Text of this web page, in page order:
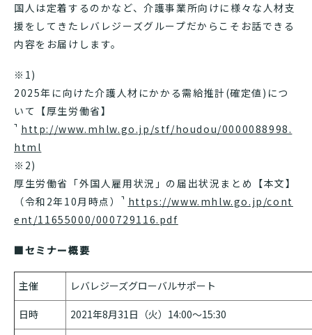
国人は定着するのかなど、介護事業所向けに様々な人材支
援をしてきたレバレジーズグループだからこそお話できる
内容をお届けします。
※1)
2025年に向けた介護人材にかかる需給推計(確定値)につ
いて【厚生労働省】
http://www.mhlw.go.jp/stf/houdou/0000088998.
html
※2)
厚生労働省「外国人雇用状況」の届出状況まとめ【本文】
（令和2年10月時点）
https://www.mhlw.go.jp/cont
ent/11655000/000729116.pdf
■セミナー概要
主催 レバレジーズグローバルサポート
日時 2021年8月31日（火）14:00～15:30